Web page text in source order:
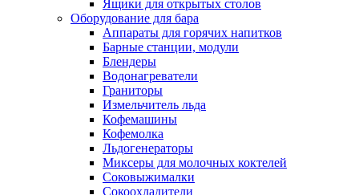
Ящики для открытых столов
Оборудование для бара
Аппараты для горячих напитков
Барные станции, модули
Блендеры
Водонагреватели
Граниторы
Измельчитель льда
Кофемашины
Кофемолка
Льдогенераторы
Миксеры для молочных коктелей
Соковыжималки
Сокоохладители